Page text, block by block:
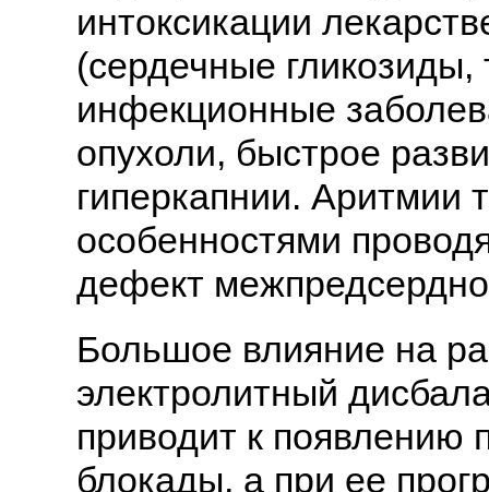
интоксикации
(сердечные
инфекционные
опухоли, быстрое
гиперкапнии. Аритмии
особенностями
дефект
Большое влияние на
электролитный
приводит к появлению
блокады, а при ее